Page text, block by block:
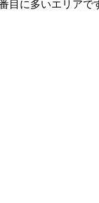
目に多いエリアで